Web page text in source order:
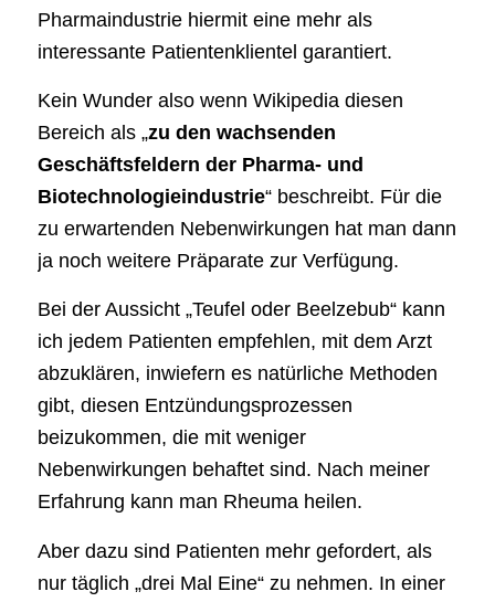
Pharmaindustrie hiermit eine mehr als
interessante Patientenklientel garantiert.
Kein Wunder also wenn Wikipedia diesen
Bereich als „zu den wachsenden
Geschäftsfeldern der Pharma- und
Biotechnologieindustrie“ beschreibt. Für die
zu erwartenden Nebenwirkungen hat man dann
ja noch weitere Präparate zur Verfügung.
Bei der Aussicht „Teufel oder Beelzebub“ kann
ich jedem Patienten empfehlen, mit dem Arzt
abzuklären, inwiefern es natürliche Methoden
gibt, diesen Entzündungsprozessen
beizukommen, die mit weniger
Nebenwirkungen behaftet sind. Nach meiner
Erfahrung kann man Rheuma heilen.
Aber dazu sind Patienten mehr gefordert, als
nur täglich „drei Mal Eine“ zu nehmen. In einer